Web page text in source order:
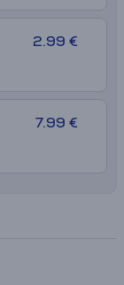
2.99 €
7.99 €